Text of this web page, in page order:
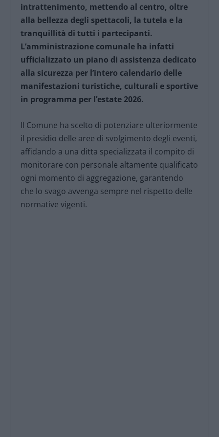
intrattenimento, mettendo al centro, oltre
alla bellezza degli spettacoli, la tutela e la
tranquillità di tutti i partecipanti.
L’amministrazione comunale ha infatti
ufficializzato un piano di assistenza dedicato
alla sicurezza per l’intero calendario delle
manifestazioni turistiche, culturali e sportive
in programma per l’estate 2026.
Il Comune ha scelto di potenziare ulteriormente
il presidio delle aree di svolgimento degli eventi,
affidando a una ditta specializzata il compito di
monitorare con personale altamente qualificato
ogni momento di aggregazione, garantendo
che lo svago avvenga sempre nel rispetto delle
normative vigenti.